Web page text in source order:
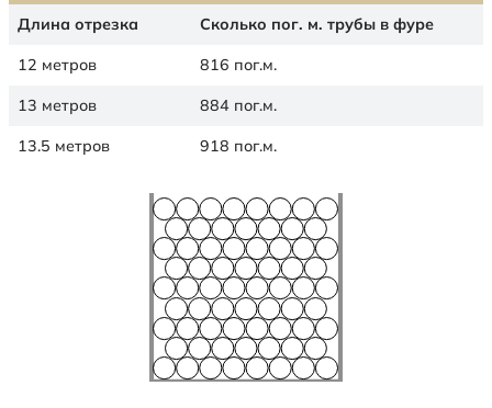
Длина отрезка Сколько пог. м. трубы в фуре
12 метров 816 пог.м.
13 метров 884 пог.м.
13.5 метров 918 пог.м.